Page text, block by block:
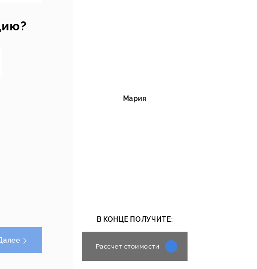
Мария
В КОНЦЕ ПОЛУЧИТЕ:
Рассчет стоимости